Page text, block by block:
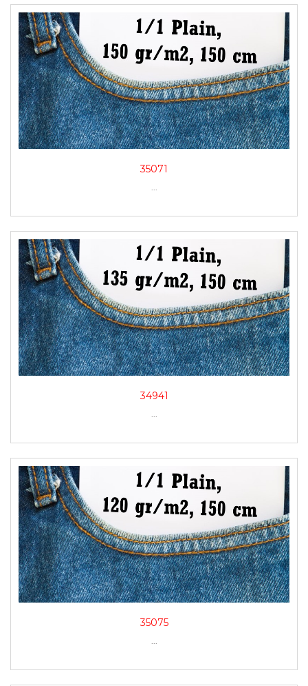
35071
...
34941
...
35075
...